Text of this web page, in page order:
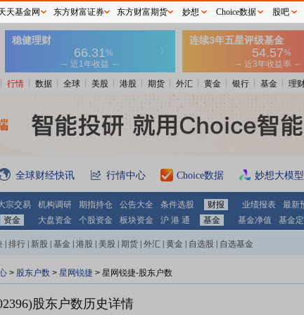
行情 数据 全球 美股 港股 期货 外汇 黄金 银行 基金 理
全球财经快讯 行情中心 Choice数据 妙想大模型
宗交易 机构调研 期指持仓 公告大全 条件选股 财报 业绩报表 最新
资金 大盘资金 个股资金 板块资金 沪 港 通 基金 基金净值 基金
排行 新股 基金 港股 美股 期货 外汇 黄金 自选股 自选基金
> 股东户数 > 星网锐捷 > 星网锐捷-股东户数
股东户数历史详情
天基金网 东方财富证券 东方财富期货 妙想 Choice数据 股吧